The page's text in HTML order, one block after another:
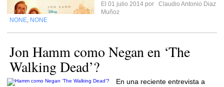
El 01 julio 2014 por
Claudio Antonio Diaz
Muñoz
NONE NONE
Jon Hamm como Negan en ‘The
Walking Dead’?
En una reciente entrevista a